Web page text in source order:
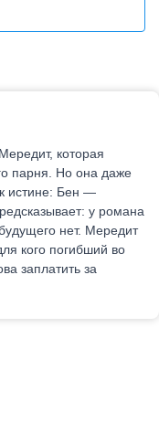
которая
парня. Но она даже
к истине: Бен —
у романа
нет. Мередит
кого погибший во
заплатить за